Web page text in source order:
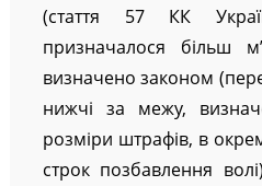
(стаття 57 КК
призначалося більш
визначено законом
нижчі за межу,
розміри штрафів, в
строк позбавлення